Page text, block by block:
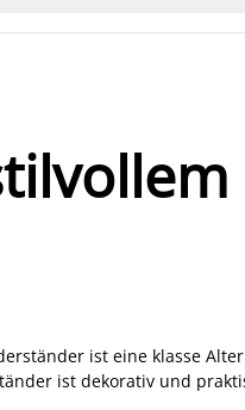
ist eine klasse
ist dekorativ und